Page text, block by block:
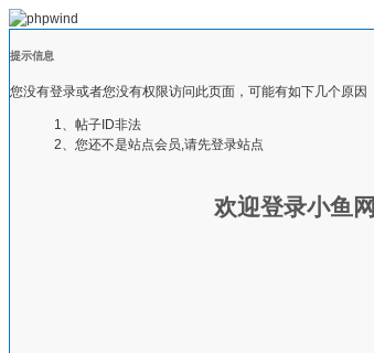
提示信息
您没有登录或者您没有权限访问此页面，可能有如下几个原因
1、帖子ID非法
2、您还不是站点会员,请先登录站点
欢迎登录小鱼网